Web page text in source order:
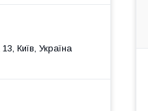
Київ, Україна